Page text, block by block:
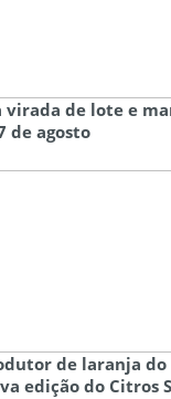
virada de lote e
de agosto
de laranja do
edição do Citros